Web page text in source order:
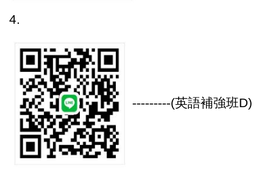
4.
---------(英語補強班D)